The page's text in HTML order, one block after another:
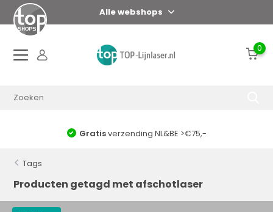
Alle webshops
0
Gratisverzending NL&BE >€75,-
Tags
Producten getagd met afschotlaser